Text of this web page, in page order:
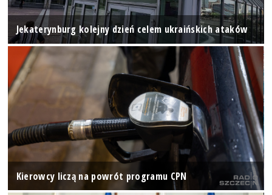
Jekaterynburg kolejny dzień celem ukraińskich ataków
Kierowcy liczą na powrót programu CPN